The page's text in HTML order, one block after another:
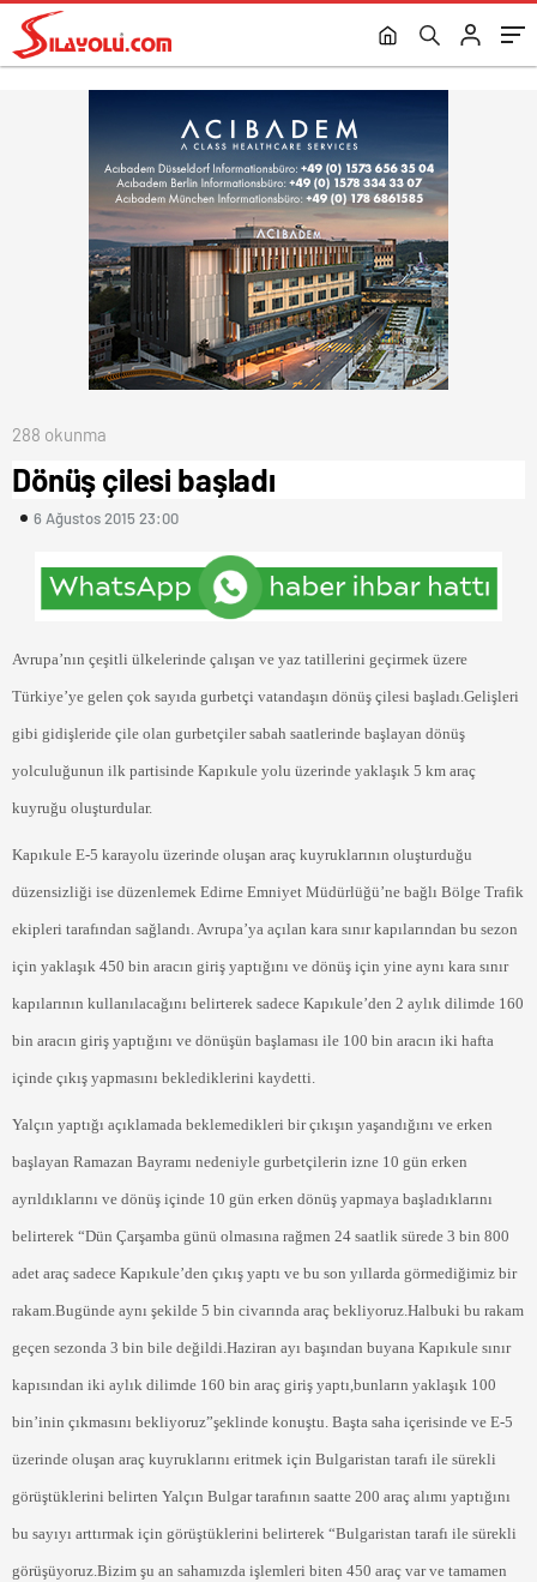
288 okunma
Dönüş çilesi başladı
6 Ağustos 2015 23:00
Avrupa’nın çeşitli ülkelerinde çalışan ve yaz tatillerini geçirmek üzere
Türkiye’ye gelen çok sayıda gurbetçi vatandaşın dönüş çilesi başladı.Gelişleri
gibi gidişleride çile olan gurbetçiler sabah saatlerinde başlayan dönüş
yolculuğunun ilk partisinde Kapıkule yolu üzerinde yaklaşık 5 km araç
kuyruğu oluşturdular.
Kapıkule E-5 karayolu üzerinde oluşan araç kuyruklarının oluşturduğu
düzensizliği ise düzenlemek Edirne Emniyet Müdürlüğü’ne bağlı Bölge Trafik
ekipleri tarafından sağlandı. Avrupa’ya açılan kara sınır kapılarından bu sezon
için yaklaşık 450 bin aracın giriş yaptığını ve dönüş için yine aynı kara sınır
kapılarının kullanılacağını belirterek sadece Kapıkule’den 2 aylık dilimde 160
bin aracın giriş yaptığını ve dönüşün başlaması ile 100 bin aracın iki hafta
içinde çıkış yapmasını beklediklerini kaydetti.
Yalçın yaptığı açıklamada beklemedikleri bir çıkışın yaşandığını ve erken
başlayan Ramazan Bayramı nedeniyle gurbetçilerin izne 10 gün erken
ayrıldıklarını ve dönüş içinde 10 gün erken dönüş yapmaya başladıklarını
belirterek “Dün Çarşamba günü olmasına rağmen 24 saatlik sürede 3 bin 800
adet araç sadece Kapıkule’den çıkış yaptı ve bu son yıllarda görmediğimiz bir
rakam.Bugünde aynı şekilde 5 bin civarında araç bekliyoruz.Halbuki bu rakam
geçen sezonda 3 bin bile değildi.Haziran ayı başından buyana Kapıkule sınır
kapısından iki aylık dilimde 160 bin araç giriş yaptı,bunların yaklaşık 100
bin’inin çıkmasını bekliyoruz”şeklinde konuştu. Başta saha içerisinde ve E-5
üzerinde oluşan araç kuyruklarını eritmek için Bulgaristan tarafı ile sürekli
görüştüklerini belirten Yalçın Bulgar tarafının saatte 200 araç alımı yaptığını
bu sayıyı arttırmak için görüştüklerini belirterek “Bulgaristan tarafı ile sürekli
görüşüyoruz.Bizim şu an sahamızda işlemleri biten 450 araç var ve tamamen